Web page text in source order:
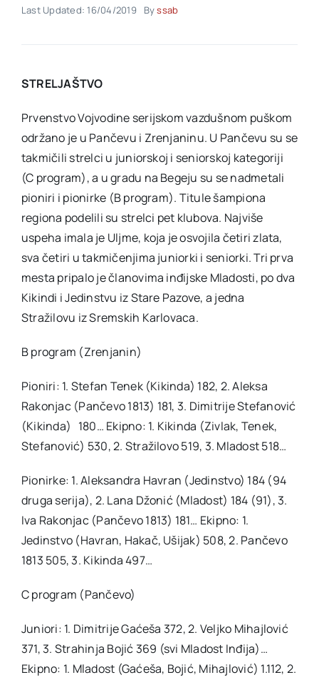
Kontakt
Last Updated: 16/04/2019 Byssab
STRELJAŠTVO
Prvenstvo Vojvodine serijskom vazdušnom puškom
održano je u Pančevu i Zrenjaninu. U Pančevu su se
takmičili strelci u juniorskoj i seniorskoj kategoriji
(C program), a u gradu na Begeju su se nadmetali
pioniri i pionirke (B program). Titule šampiona
regiona podelili su strelci pet klubova. Najviše
uspeha imala je Uljme, koja je osvojila četiri zlata,
sva četiri u takmičenjima juniorki i seniorki. Tri prva
mesta pripalo je članovima inđijske Mladosti, po dva
Kikindi i Jedinstvu iz Stare Pazove, a jedna
Stražilovu iz Sremskih Karlovaca.
B program (Zrenjanin)
Pioniri: 1. Stefan Tenek (Kikinda) 182, 2. Aleksa
Rakonjac (Pančevo 1813) 181, 3. Dimitrije Stefanović
(Kikinda) 180… Ekipno: 1. Kikinda (Zivlak, Tenek,
Stefanović) 530, 2. Stražilovo 519, 3. Mladost 518…
Pionirke: 1. Aleksandra Havran (Jedinstvo) 184 (94
druga serija), 2. Lana Džonić (Mladost) 184 (91), 3.
Iva Rakonjac (Pančevo 1813) 181… Ekipno: 1.
Jedinstvo (Havran, Hakač, Ušijak) 508, 2. Pančevo
1813 505, 3. Kikinda 497…
C program (Pančevo)
Juniori: 1. Dimitrije Gaćeša 372, 2. Veljko Mihajlović
371, 3. Strahinja Bojić 369 (svi Mladost Inđija)…
Ekipno: 1. Mladost (Gaćeša, Bojić, Mihajlović) 1.112, 2.